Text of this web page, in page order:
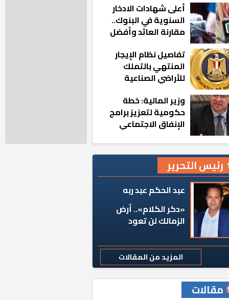
المناصب؟
أعلى شهادات الادخار
السنوية في البنوك..
مقارنة العائد وأفضل
تفاصيل نظام الإيجار
المنتهي بالتملك
للأراضي الصناعية
وزير المالية: خطة
حكومية لتعزيز برامج
الإنفاق الاجتماعي
رئيس التحرير
عبد الحكم عبد ربه
«دكر الكلام».. أرض
الزمالك لن تعود
المزيد من المقالات
مقالات